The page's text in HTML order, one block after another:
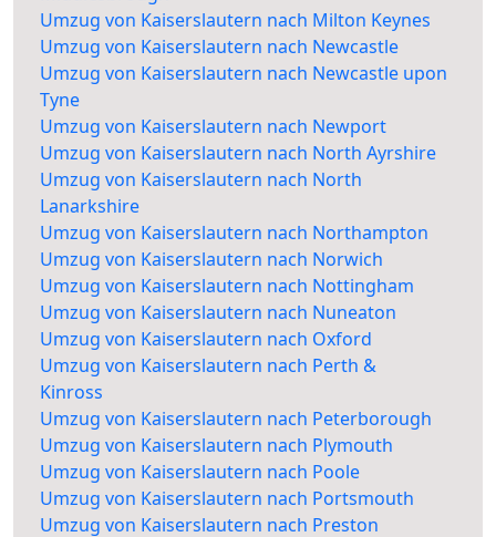
Umzug von Kaiserslautern nach Milton Keynes
Umzug von Kaiserslautern nach Newcastle
Umzug von Kaiserslautern nach Newcastle upon
Tyne
Umzug von Kaiserslautern nach Newport
Umzug von Kaiserslautern nach North Ayrshire
Umzug von Kaiserslautern nach North
Lanarkshire
Umzug von Kaiserslautern nach Northampton
Umzug von Kaiserslautern nach Norwich
Umzug von Kaiserslautern nach Nottingham
Umzug von Kaiserslautern nach Nuneaton
Umzug von Kaiserslautern nach Oxford
Umzug von Kaiserslautern nach Perth &
Kinross
Umzug von Kaiserslautern nach Peterborough
Umzug von Kaiserslautern nach Plymouth
Umzug von Kaiserslautern nach Poole
Umzug von Kaiserslautern nach Portsmouth
Umzug von Kaiserslautern nach Preston